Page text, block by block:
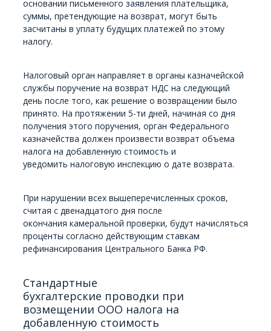
основании письменного заявления плательщика,
суммы, претендующие на возврат, могут быть
засчитаны в уплату будущих платежей по этому
налогу.
Налоговый орган направляет в органы казначейской
службы поручение на возврат НДС на следующий
день после того, как решение о возвращении было
принято. На протяжении 5-ти дней, начиная со дня
получения этого поручения, орган Федерального
казначейства должен произвести возврат объема
налога на добавленную стоимость и
уведомить налоговую инспекцию о дате возврата.
При нарушении всех вышеперечисленных сроков,
считая с двенадцатого дня после
окончания камеральной проверки, будут начисляться
проценты согласно действующим ставкам
рефинансирования Центрального Банка РФ.
Стандартные
бухгалтерские проводки при
возмещении ООО налога на
добавленную стоимость